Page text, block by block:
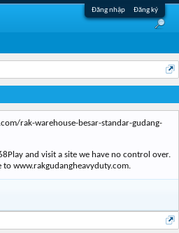
Đăng nhập Đăng ký
rak-warehouse-besar-standar-gudang-
and visit a site we have no control over.
www.rakgudangheavyduty.com.